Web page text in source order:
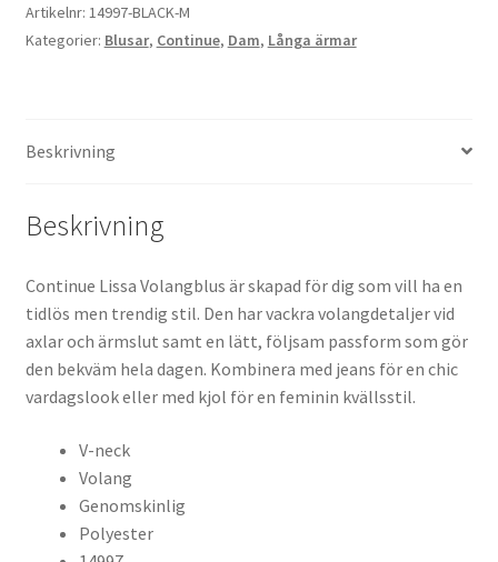
Artikelnr: 14997-BLACK-M
Kategorier: Blusar, Continue, Dam, Långa ärmar
Beskrivning
Beskrivning
Continue Lissa Volangblus är skapad för dig som vill ha en
tidlös men trendig stil. Den har vackra volangdetaljer vid
axlar och ärmslut samt en lätt, följsam passform som gör
den bekväm hela dagen. Kombinera med jeans för en chic
vardagslook eller med kjol för en feminin kvällsstil.
V-neck
Volang
Genomskinlig
Polyester